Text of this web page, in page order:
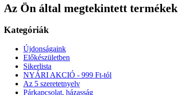
Az Ön által megtekintett termékek
Kategóriák
Újdonságaink
Előkészületben
Sikerlista
NYÁRI AKCIÓ - 999 Ft-tól
Az 5 szeretetnyelv
Párkapcsolat, házasság